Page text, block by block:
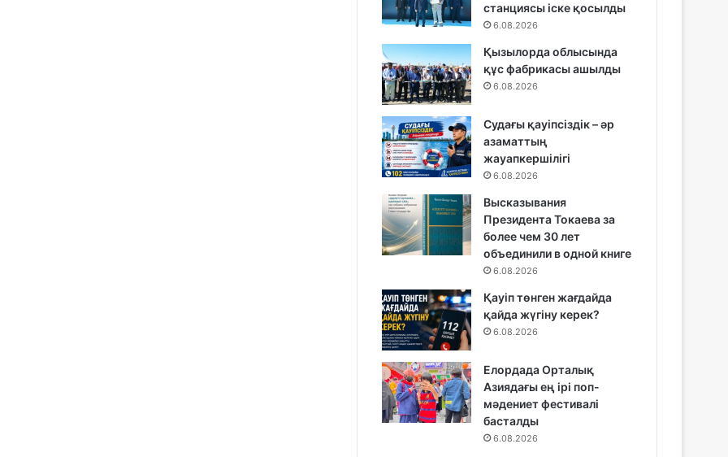
станциясы іске қосылды
6.08.2026
Қызылорда облысында
құс фабрикасы ашылды
6.08.2026
Судағы қауіпсіздік – әр
азаматтың
жауапкершілігі
6.08.2026
Высказывания
Президента Токаева за
более чем 30 лет
объединили в одной книге
6.08.2026
Қауіп төнген жағдайда
қайда жүгіну керек?
6.08.2026
Елордада Орталық
Азиядағы ең ірі поп-
мәдениет фестивалі
басталды
6.08.2026